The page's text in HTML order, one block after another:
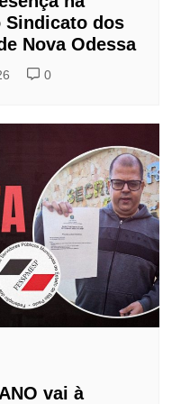
Sindicato dos
Nova Odessa
0
vai à